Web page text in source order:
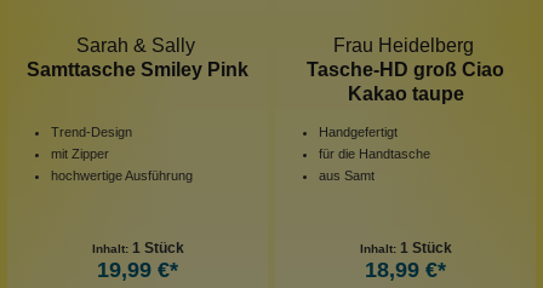
Sarah & Sally
Samttasche Smiley Pink
Trend-Design
mit Zipper
hochwertige Ausführung
Inhalt: 1 Stück
19,99 €*
Frau Heidelberg
Tasche-HD groß Ciao
Kakao taupe
Handgefertigt
für die Handtasche
aus Samt
Inhalt: 1 Stück
18,99 €*